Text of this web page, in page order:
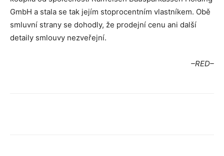
GmbH a stala se tak jejím stoprocentním vlastníkem. Obě
smluvní strany se dohodly, že prodejní cenu ani další
detaily smlouvy nezveřejní.
–RED–